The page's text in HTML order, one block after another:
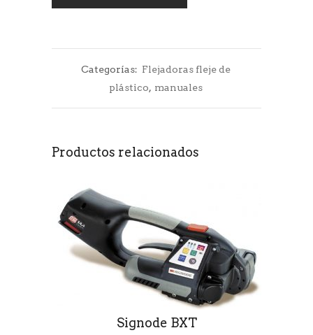
Categorías: Flejadoras fleje de
plástico, manuales
Productos relacionados
Signode BXT